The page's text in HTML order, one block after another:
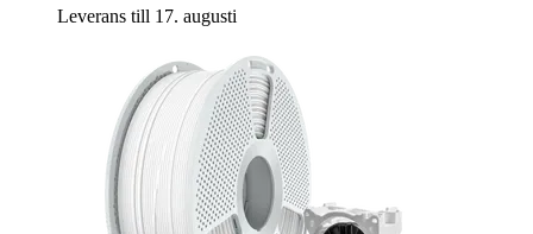
Leverans till 17. augusti